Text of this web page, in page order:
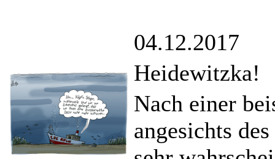
04.12.2017
Heidewitzka!
Nach einer
angesichts